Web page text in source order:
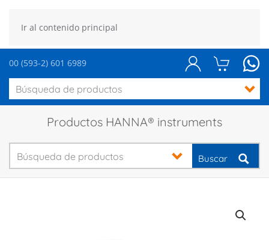
Ir al contenido principal
00 (593-2) 601 6989
Productos HANNA® instruments
Buscar